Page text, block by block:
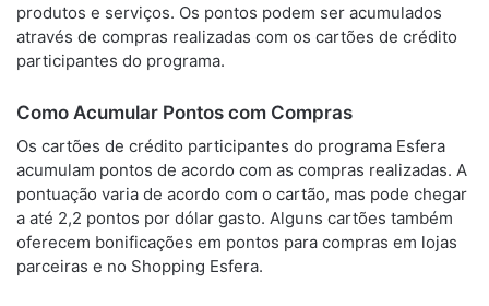
produtos e serviços. Os pontos podem ser acumulados
através de compras realizadas com os cartões de crédito
participantes do programa.
Como Acumular Pontos com Compras
Os cartões de crédito participantes do programa Esfera
acumulam pontos de acordo com as compras realizadas. A
pontuação varia de acordo com o cartão, mas pode chegar
a até 2,2 pontos por dólar gasto. Alguns cartões também
oferecem bonificações em pontos para compras em lojas
parceiras e no Shopping Esfera.